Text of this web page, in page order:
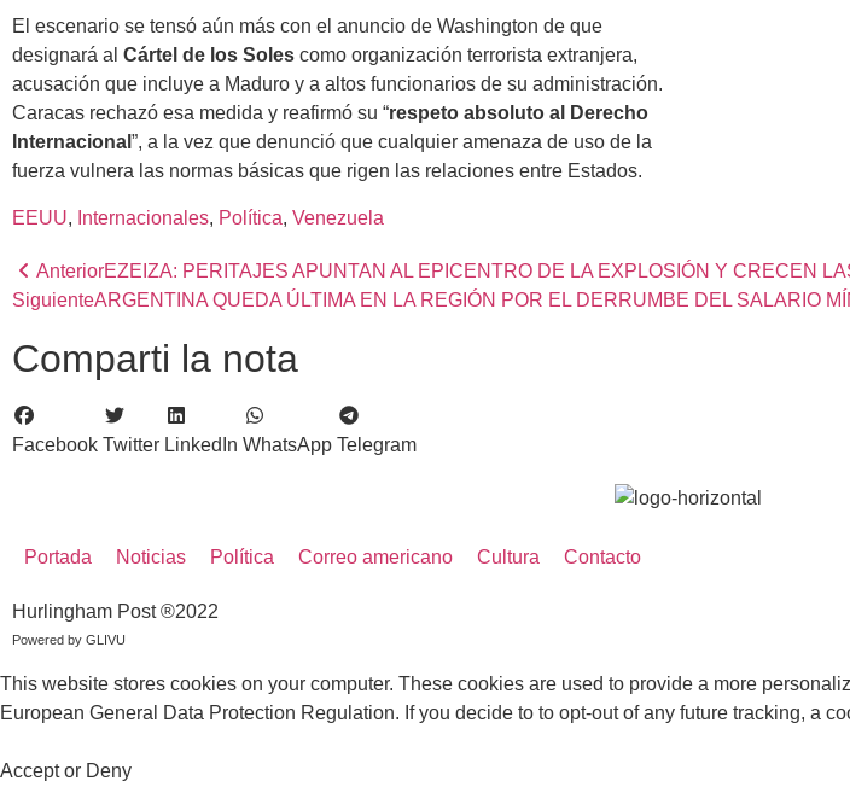
El escenario se tensó aún más con el anuncio de Washington de que
designará al Cártel de los Soles como organización terrorista extranjera,
acusación que incluye a Maduro y a altos funcionarios de su administración.
Caracas rechazó esa medida y reafirmó su “respeto absoluto al Derecho
Internacional ”, a la vez que denunció que cualquier amenaza de uso de la
fuerza vulnera las normas básicas que rigen las relaciones entre Estados.
EEUU, Internacionales, Política, Venezuela
AnteriorEZEIZA: PERITAJES APUNTAN AL EPICENTRO DE LA EXPLOSIÓN Y CRECEN
SiguienteARGENTINA QUEDA ÚLTIMA EN LA REGIÓN POR EL DERRUMBE DEL SALARIO
Comparti la nota
Facebook Twitter LinkedIn WhatsApp Telegram
Portada Noticias Política Correo americano Cultura Contacto
Hurlingham Post ®2022
Powered by GLIVU
This website stores cookies on your computer. These cookies are used to provide a more
European General Data Protection Regulation. If you decide to to opt-out of any future tracking, a
Accept or Deny